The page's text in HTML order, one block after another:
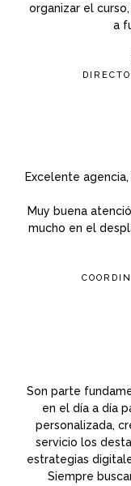
organizar el
a
Excelente
Muy buena
mucho en el
Son parte
en el día a día
personalizada,
servicio los
estrategias
Siempre